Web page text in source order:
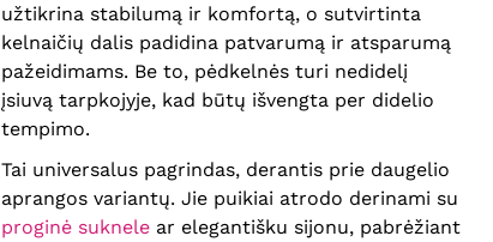
užtikrina stabilumą ir komfortą, o sutvirtinta
kelnaičių dalis padidina patvarumą ir atsparumą
pažeidimams. Be to, pėdkelnės turi nedidelį
įsiuvą tarpkojyje, kad būtų išvengta per didelio
tempimo.
Tai universalus pagrindas, derantis prie daugelio
aprangos variantų. Jie puikiai atrodo derinami su
proginė suknelear elegantišku sijonu, pabrėžiant